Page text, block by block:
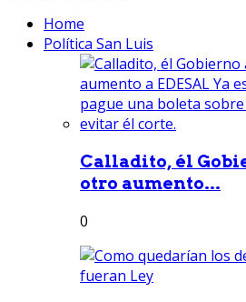
Home
Política San Luis
Calladito, él
otro aumento...
0